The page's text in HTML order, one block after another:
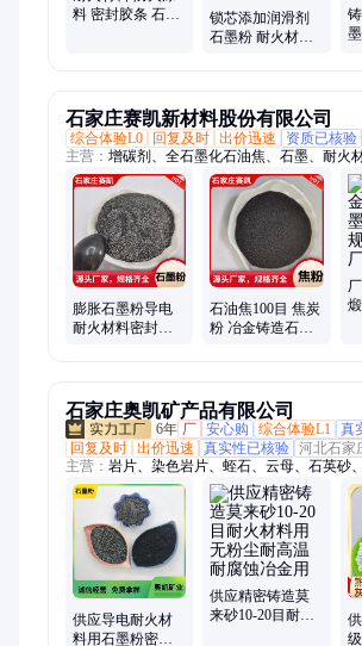
料 密封胶条 石墨
锁芯添加润滑剂
石墨粉 耐火材料
石家庄赛凯新材料股份有限公司
综合体验L0
回复及时 出价迅速 资质已核验
主营： 增碳剂、全石墨化石油焦、石墨、耐火
然石墨、人造石墨、定制石墨石油焦
膨胀石墨粉导电
耐火材料密封胶
石油焦100目 焦炭
粉 冶金铸造石墨
石家庄奥凯矿产品有限公司
6年 厂 安心购 综合体验L1 真
回复及时 出价迅速 真实性已核验 河北石家
主营： 岩片、染色岩片、蛭石、云母、石英砂
母、机制炭、烧烤炭、白云石、石子、五彩石
供应导电耐火材
料用石墨粉密封
供应精密铸造莫
来砂10-20目耐火